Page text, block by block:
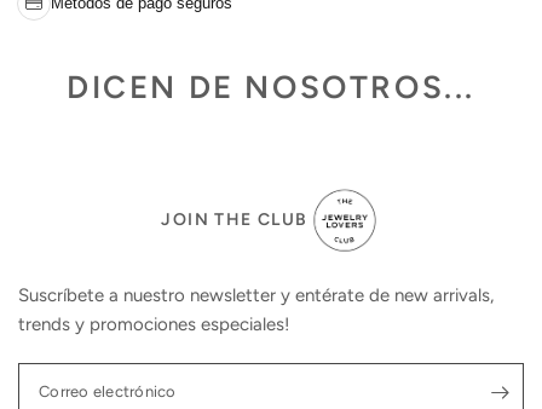
DICEN DE NOSOTROS...
JOIN THE CLUB
Suscríbete a nuestro newsletter y entérate de new arrivals,
trends y promociones especiales!
Correo electrónico